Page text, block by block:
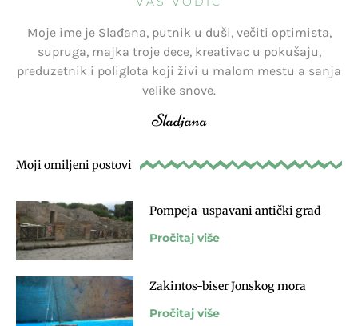
Moje ime je Slađana, putnik u duši, večiti optimista,
supruga, majka troje dece, kreativac u pokušaju,
preduzetnik i poliglota koji živi u malom mestu a sanja
velike snove.
Sladjana
Moji omiljeni postovi
Pompeja-uspavani antički grad
Pročitaj više
Zakintos-biser Jonskog mora
Pročitaj više